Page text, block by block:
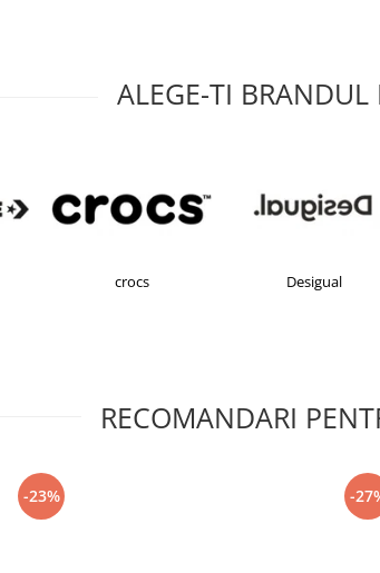
ALEGE-TI BRANDUL
crocs Desigual
RECOMANDARI
-23% -